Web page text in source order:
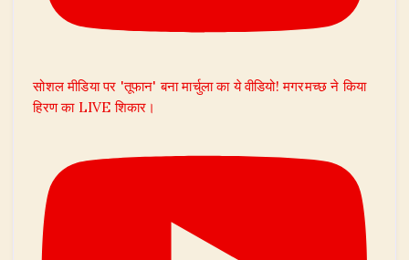
सोशल मीडिया पर 'तूफान' बना मार्चुला का ये वीडियो! मगरमच्छ ने किया
हिरण का LIVE शिकार।